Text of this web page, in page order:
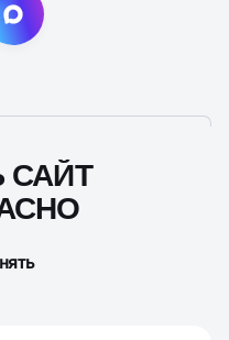
САЙТ